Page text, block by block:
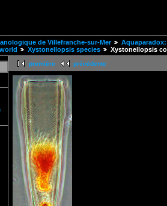
de Villefranche-sur-Mer
Xystonellopsis species Xystonellopsis
première précédente